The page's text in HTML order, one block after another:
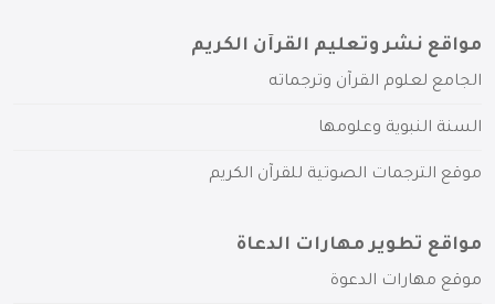
مواقع نشر وتعليم القرآن الكريم
الجامع لعلوم القرآن وترجماته
السنة النبوية وعلومها
موقع الترجمات الصوتية للقرآن الكريم
مواقع تطوير مهارات الدعاة
موقع مهارات الدعوة